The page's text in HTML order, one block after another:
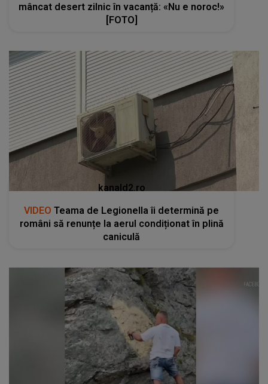
mâncat desert zilnic în vacanță: «Nu e noroc!»
[FOTO]
kanald2.ro
VIDEO Teama de Legionella îi determină pe
români să renunțe la aerul condiționat în plină
caniculă